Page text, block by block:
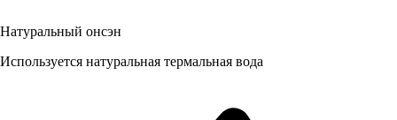
Натуральный онсэн
Используется натуральная термальная вода